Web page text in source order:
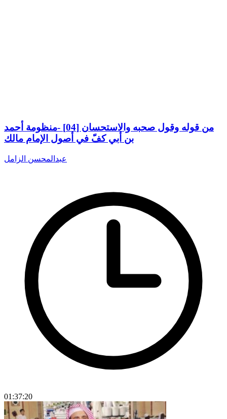
من قوله وقول صحبه والاستحسان [04] -منظومة أحمد
بن أبي كفّ في أصول الإمام مالك
عبدالمحسن الزامل
01:37:20